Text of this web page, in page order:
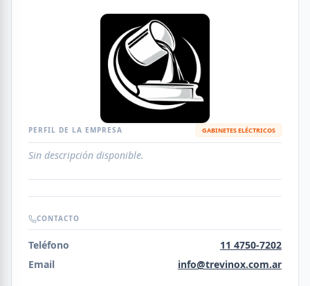
PERFIL DE LA EMPRESA GABINETES ELÉCTRICOS
Sin descripción disponible.
CONTACTO
Teléfono
11 4750-7202
Email
info@trevinox.com.ar